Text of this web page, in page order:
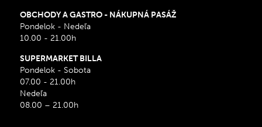
OBCHODY A GASTRO - NÁKUPNÁ PASÁŽ
Pondelok - Nedeľa
10.00 - 21.00h
SUPERMARKET BILLA
Pondelok - Sobota
07.00 - 21.00h
Nedeľa
08.00 – 21.00h